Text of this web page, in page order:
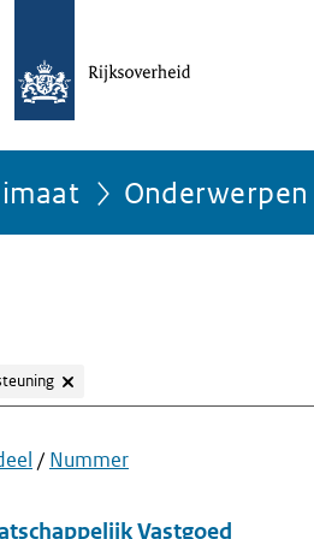
Onderwerpen
/ Nummer
Vastgoed